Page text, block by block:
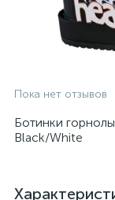
Пока нет отзывов
Ботинки
Black/White